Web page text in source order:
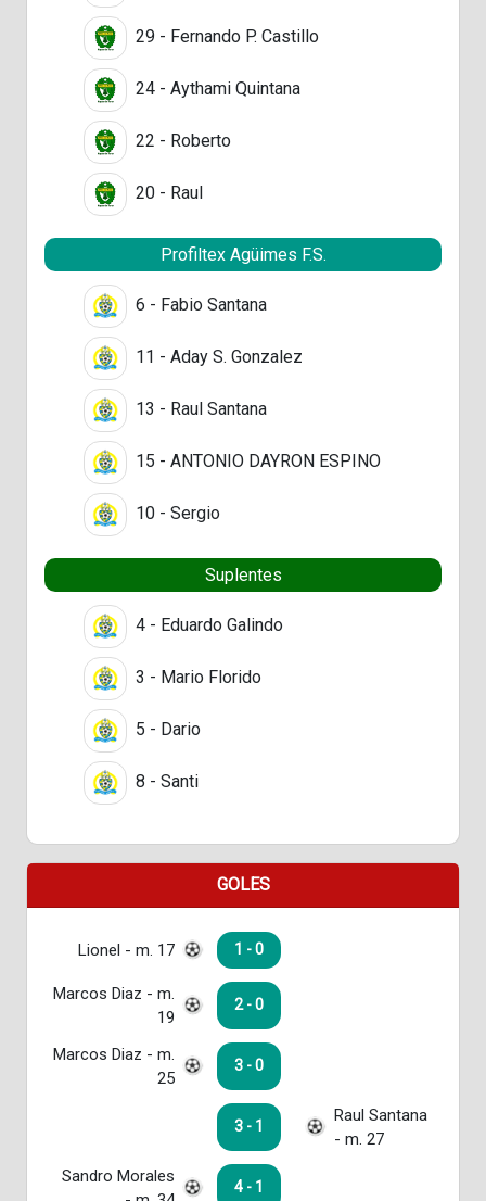
29 - Fernando P. Castillo
24 - Aythami Quintana
22 - Roberto
20 - Raul
Profiltex Agüimes F.S.
6 - Fabio Santana
11 - Aday S. Gonzalez
13 - Raul Santana
15 - ANTONIO DAYRON ESPINO
10 - Sergio
Suplentes
4 - Eduardo Galindo
3 - Mario Florido
5 - Dario
8 - Santi
GOLES
Lionel - m. 17 1 - 0
Marcos Diaz - m.
19
2 - 0
Marcos Diaz - m.
25
3 - 0
3 - 1
Raul Santana
- m. 27
Sandro Morales
4 - 1